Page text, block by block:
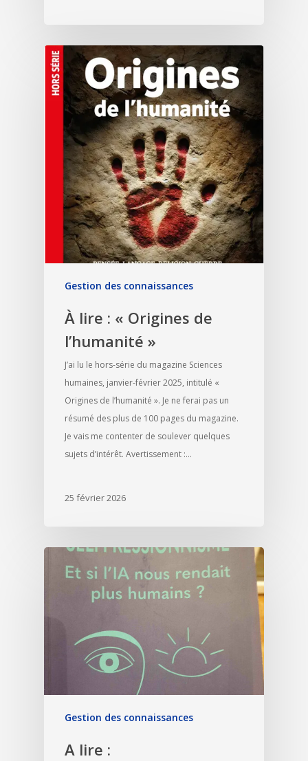
Gestion des connaissances
À lire : « Origines de
l’humanité »
J’ai lu le hors-série du magazine Sciences
humaines, janvier-février 2025, intitulé «
Origines de l’humanité ». Je ne ferai pas un
résumé des plus de 100 pages du magazine.
Je vais me contenter de soulever quelques
sujets d’intérêt. Avertissement :…
25 février 2026
Gestion des connaissances
A lire :